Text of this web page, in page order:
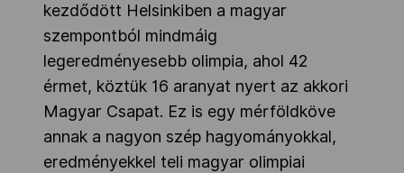
kezdődött Helsinkiben a magyar
szempontból mindmáig
legeredményesebb olimpia, ahol 42
érmet, köztük 16 aranyat nyert az akkori
Magyar Csapat. Ez is egy mérföldköve
annak a nagyon szép hagyományokkal,
eredményekkel teli magyar olimpiai